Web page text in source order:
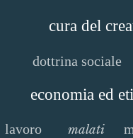
cura del
dottrina sociale
economia ed
lavoro malati